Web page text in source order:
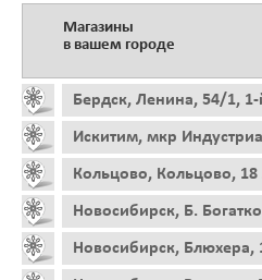
Магазины
в вашем городе
Бердск, Ленина, 54/1,
Искитим, мкр
Кольцово, Кольцово,
Новосибирск, Б.
Новосибирск, Блюхера,